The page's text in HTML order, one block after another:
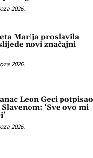
2026.
Marija proslavila
novi značajni
2026.
Leon Geci potpisao
‘Sve ovo mi
2026.